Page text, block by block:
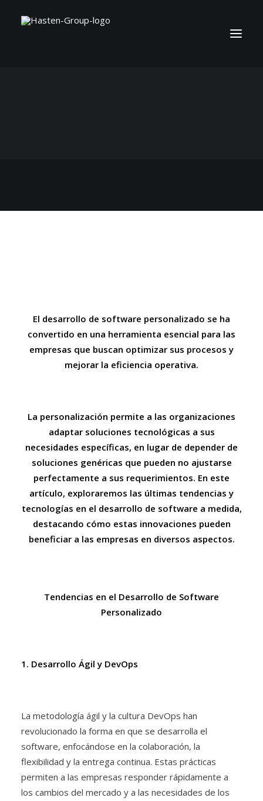
El desarrollo de software personalizado se ha
convertido en una herramienta esencial para las
empresas que buscan optimizar sus procesos y
mejorar la eficiencia operativa.
La personalización permite a las organizaciones
adaptar soluciones tecnológicas a sus
necesidades específicas, en lugar de depender de
soluciones genéricas que pueden no ajustarse
perfectamente a sus requerimientos. En este
artículo, exploraremos las últimas tendencias y
tecnologías en el desarrollo de software a medida,
destacando cómo estas innovaciones pueden
beneficiar a las empresas en diversos aspectos.
Tendencias en el Desarrollo de Software
Personalizado
1. Desarrollo Ágil y DevOps
La metodología ágil y la cultura DevOps han
revolucionado la forma en que se desarrolla el
software, enfocándose en la colaboración, la
flexibilidad y la entrega continua. Estas prácticas
permiten a las empresas responder rápidamente a
los cambios del mercado y a las necesidades de los